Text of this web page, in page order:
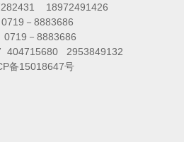
18972491426
0719－8883686
0719－8883686
404715680 2953849132
备15018647号